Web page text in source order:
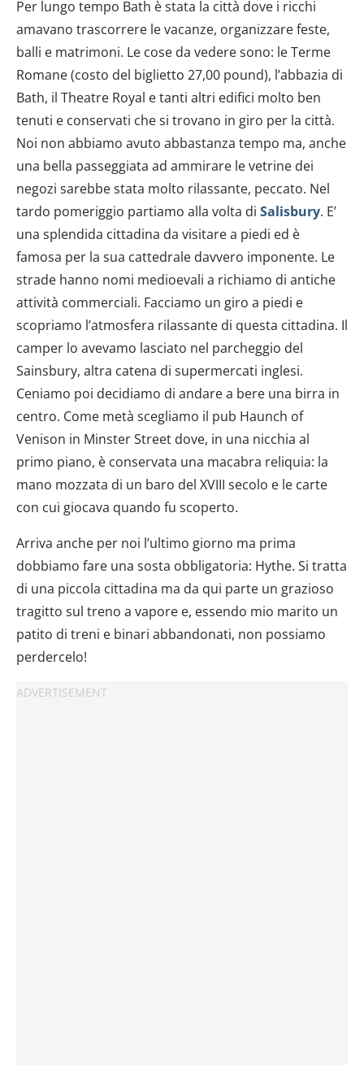
Per lungo tempo Bath è stata la città dove i ricchi
amavano trascorrere le vacanze, organizzare feste,
balli e matrimoni. Le cose da vedere sono: le Terme
Romane (costo del biglietto 27,00 pound), l’abbazia di
Bath, il Theatre Royal e tanti altri edifici molto ben
tenuti e conservati che si trovano in giro per la città.
Noi non abbiamo avuto abbastanza tempo ma, anche
una bella passeggiata ad ammirare le vetrine dei
negozi sarebbe stata molto rilassante, peccato. Nel
tardo pomeriggio partiamo alla volta di Salisbury. E’
una splendida cittadina da visitare a piedi ed è
famosa per la sua cattedrale davvero imponente. Le
strade hanno nomi medioevali a richiamo di antiche
attività commerciali. Facciamo un giro a piedi e
scopriamo l’atmosfera rilassante di questa cittadina. Il
camper lo avevamo lasciato nel parcheggio del
Sainsbury, altra catena di supermercati inglesi.
Ceniamo poi decidiamo di andare a bere una birra in
centro. Come metà scegliamo il pub Haunch of
Venison in Minster Street dove, in una nicchia al
primo piano, è conservata una macabra reliquia: la
mano mozzata di un baro del XVIII secolo e le carte
con cui giocava quando fu scoperto.
Arriva anche per noi l’ultimo giorno ma prima
dobbiamo fare una sosta obbligatoria: Hythe. Si tratta
di una piccola cittadina ma da qui parte un grazioso
tragitto sul treno a vapore e, essendo mio marito un
patito di treni e binari abbandonati, non possiamo
perdercelo!